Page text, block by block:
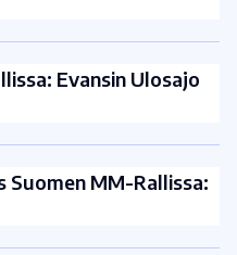
Evansin Ulosajo
Suomen MM-Rallissa: